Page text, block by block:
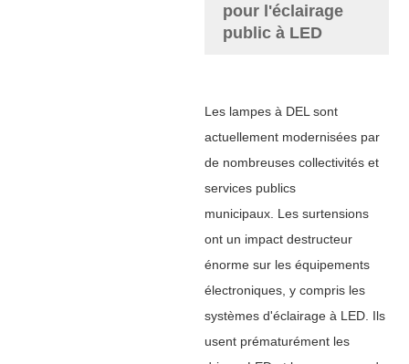
pour l'éclairage
public à LED
Les lampes à DEL sont
actuellement modernisées par
de nombreuses collectivités et
services publics
municipaux. Les surtensions
ont un impact destructeur
énorme sur les équipements
électroniques, y compris les
systèmes d'éclairage à LED. Ils
usent prématurément les